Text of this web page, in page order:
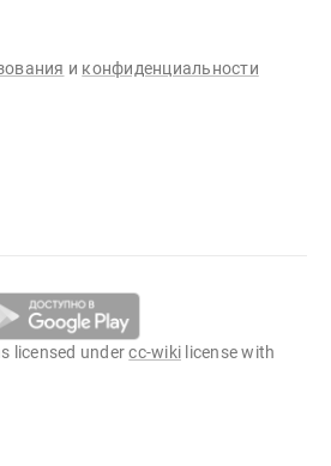
и конфиденциальности
licensed undercc-wiki license with